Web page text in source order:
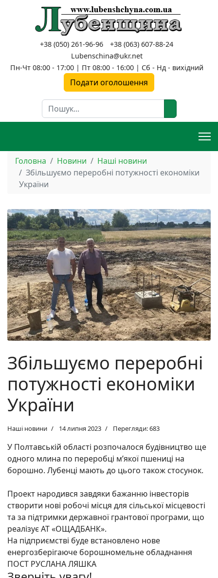
+38 (050) 261-96-96
+38 (063) 607-88-24
Lubenschina@ukr.net
Пн-Чт 08:00 - 17:00 | Пт 08:00 - 16:00 | Сб - Нд - вихідний
Подати оголошення
Пошук
Головна Новини
Наші новини
Збільшуємо переробні потужності економіки
України
Збільшуємо переробні
потужності економіки
України
Наші новини 14 липня 2023 Перегляди: 683
У Полтавській області розпочалося будівництво ще
одного млина по переробці мʼякої пшениці на
борошно. Лубенці мають до цього також стосунок.
Проект народився завдяки бажанню інвесторів
створити нові робочі місця для сільської місцевості
та за підтримки державної грантової програми, що
реалізує АТ «ОЩАДБАНК».
На підприємстві буде встановлено нове
енергозберігаюче борошномельне обладнання
ПОСТ РУСЛАНА ЛЯШКА